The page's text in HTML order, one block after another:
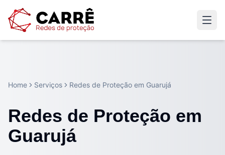
Home Serviços Redes de Proteção em Guarujá
Redes de Proteção em
Guarujá